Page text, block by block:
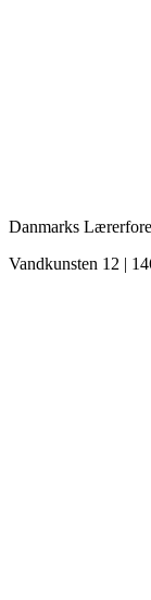
Danmarks
Vandkunsten 12 |